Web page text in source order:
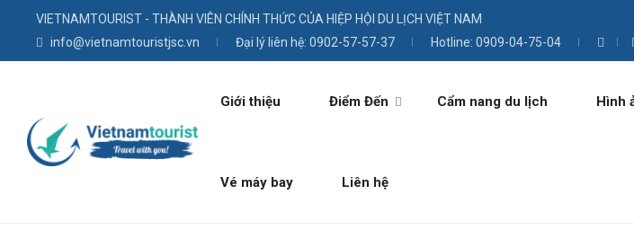
VIETNAMTOURIST - THÀNH VIÊN CHÍNH THỨC CỦA HIỆP HỘI DU LỊCH VIỆT NAM
info@vietnamtouristjsc.vn
Đại lý liên hệ: 0902-57-57-37 Hotline: 0909-04-75-04
Giới thiệu Điểm Đến Cẩm nang du lịch Hình
Vé máy bay Liên hệ